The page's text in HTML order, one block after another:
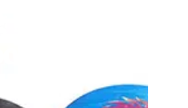
de la